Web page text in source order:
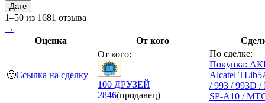
Дате
1–50 из 1681 отзыва
→
Оценка
От кого
🙂Ссылка на сделку
От кого:
100 ДРУЗЕЙ
2846(продавец)
По сделке:
Покупка:
Alcatel
/ 993 / 993D
SP-A10 /